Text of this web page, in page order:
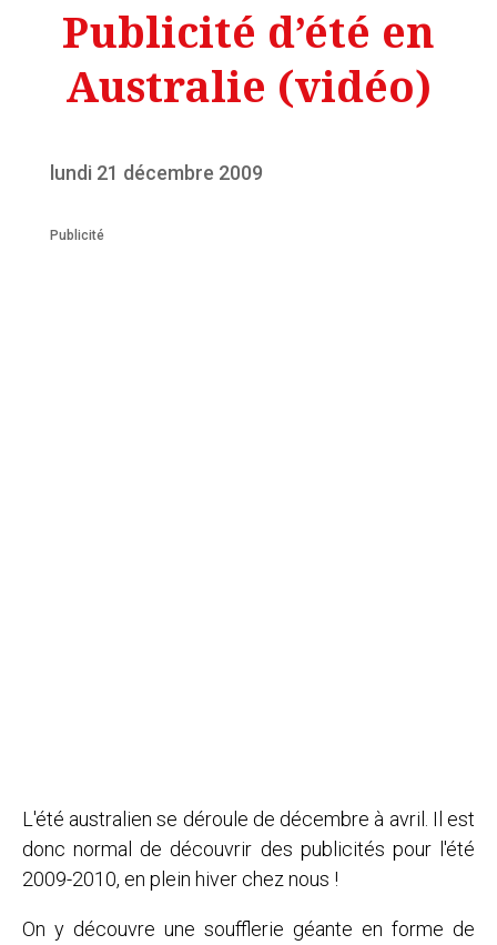
Publicité d’été en
Australie (vidéo)
lundi 21 décembre 2009
Publicité
L'été australien se déroule de décembre à avril. Il est
donc normal de découvrir des publicités pour l'été
2009-2010, en plein hiver chez nous !
On y découvre une soufflerie géante en forme de